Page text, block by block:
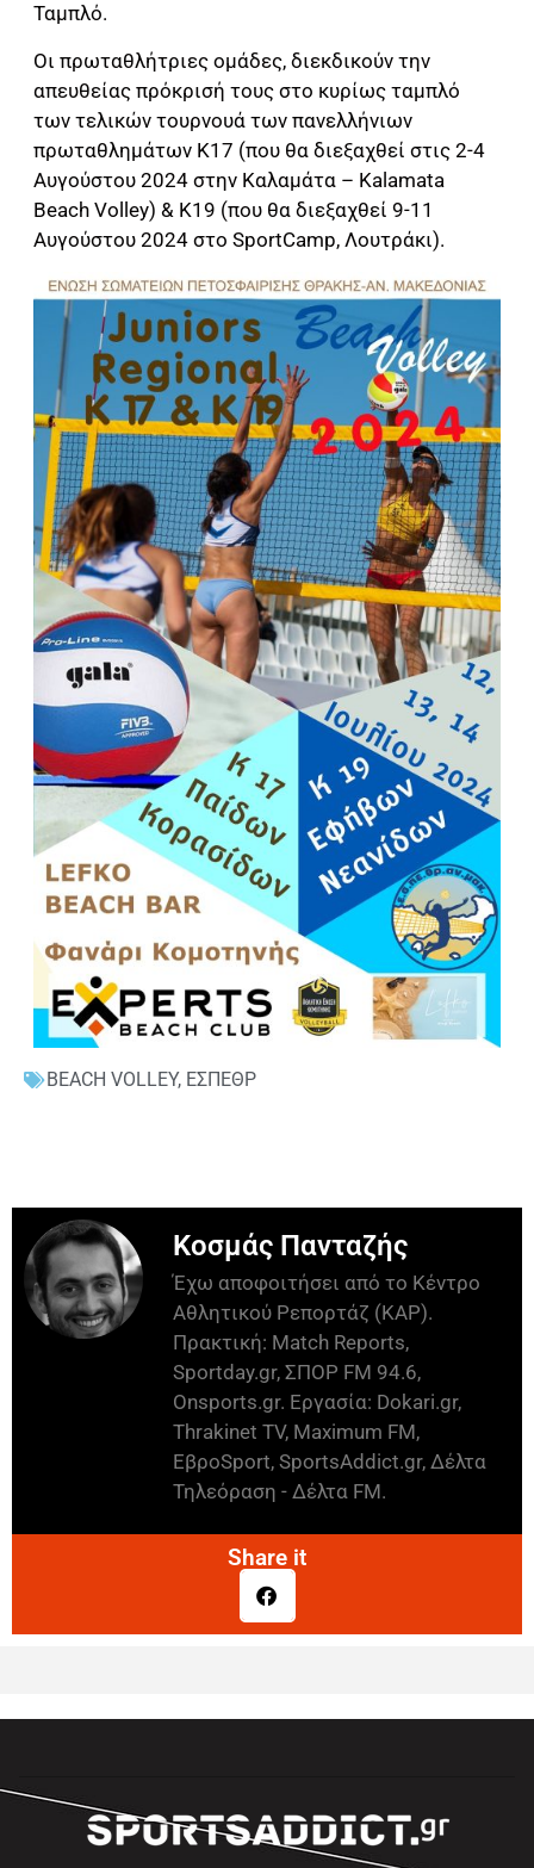
Ταμπλό.
Οι πρωταθλήτριες ομάδες, διεκδικούν την
απευθείας πρόκρισή τους στο κυρίως ταμπλό
των τελικών τουρνουά των πανελλήνιων
πρωταθλημάτων Κ17 (που θα διεξαχθεί στις 2-4
Αυγούστου 2024 στην Καλαμάτα – Kalamata
Beach Volley) & Κ19 (που θα διεξαχθεί 9-11
Αυγούστου 2024 στο SportCamp, Λουτράκι).
BEACH VOLLEY, ΕΣΠΕΘΡ
Κοσμάς Πανταζής
Έχω αποφοιτήσει από το Κέντρο
Αθλητικού Ρεπορτάζ (ΚΑΡ).
Πρακτική: Match Reports,
Sportday.gr, ΣΠΟΡ FM 94.6,
Onsports.gr. Εργασία: Dokari.gr,
Thrakinet TV, Maximum FM,
ΕβροSport, SportsAddict.gr, Δέλτα
Τηλεόραση - Δέλτα FM.
Share it